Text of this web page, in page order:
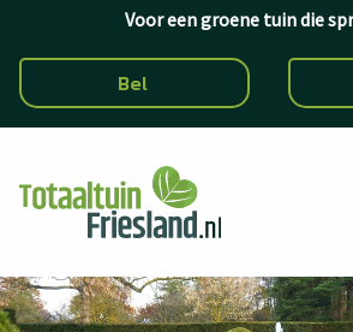
Ga naar de inhoudVoor een groene tuin die
Bel